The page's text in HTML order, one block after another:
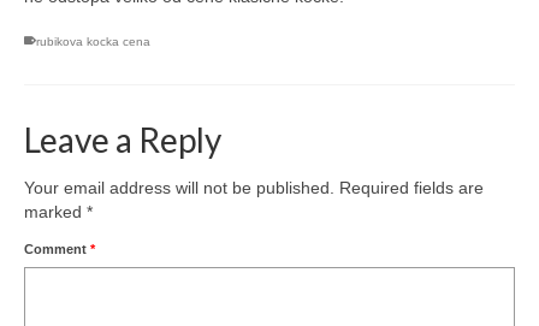
rubikova kocka cena
Leave a Reply
Your email address will not be published.
Required fields are
marked *
Comment *